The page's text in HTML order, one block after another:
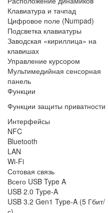
Клавиатура и тачпад
Цифровое поле (Numpad)
Подсветка клавиатуры
Заводская «кириллица» на
клавишах
Управление курсором
Мультимедийная сенсорная
панель
Функции
Функции защиты приватности
Интерфейсы
NFC
Bluetooth
LAN
Wi-Fi
Сотовая связь
Всего USB Type A
USB 2.0 Type-A
USB 3.2 Gen1 Type-A (5 Гбит/